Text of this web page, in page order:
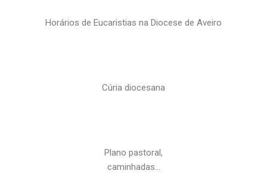
Horários de Eucaristias na Diocese de Aveiro
Cúria diocesana
Plano pastoral,
caminhadas…